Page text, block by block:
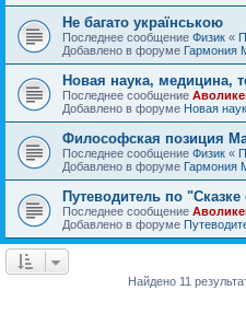
Не багато українською
Последнее сообщение Физик «
Добавлено в форуме Гармония
Новая наука, медицина,
Последнее сообщение
Добавлено в форуме Новая
Философская позиция
Последнее сообщение Физик «
Добавлено в форуме Гармония
Путеводитель по
Последнее сообщение
Добавлено в форуме
Найдено 11